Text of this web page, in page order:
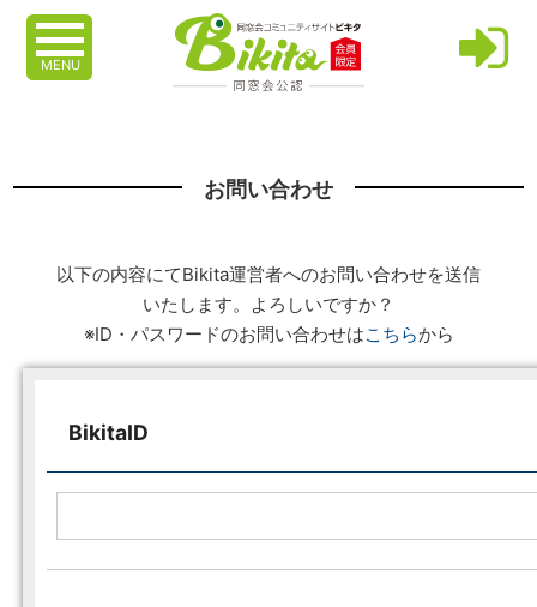
MENU
お問い合わせ
以下の内容にてBikita運営者へのお問い合わせを送信
いたします。よろしいですか？
※ID・パスワードのお問い合わせはこちらから
BikitaID